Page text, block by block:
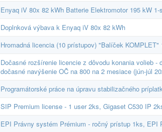
Enyaq iV 80x 82 kWh Batterie Elektromotor 195 kW
Doplnková výbava k Enyaq iV 80x 82 kWh
Hromadná licencia (10 prístupov) "Balíček
Dočasné rozšírenie licencie z dôvodu konania volieb
dočasné navýšenie OČ na 800 na 2 mesiace (jún-júl
Programátorské práce na úpravu stabilizačného
SIP Premium license - 1 user 2ks, Gigaset C530 IP
EPI Právny systém Prémium - ročný prístup 1ks,